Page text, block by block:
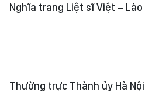
Nghĩa trang Liệt sĩ Việt – Lào
Thường trực Thành ủy Hà